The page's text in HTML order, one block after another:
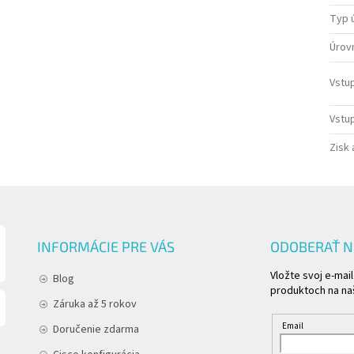
Typ
Zisk
INFORMÁCIE PRE VÁS
Blog
Záruka až 5 rokov
Doručenie zdarma
ODOBERAŤ
Vložte svoj e-
produktoch na
Email